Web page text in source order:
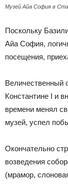
Музей Айа София в
Поскольку
Айа София,
посещения,
Величественный
Константине I и
времени менял
музей, успел
Окончательно
возведения
(мрамор,